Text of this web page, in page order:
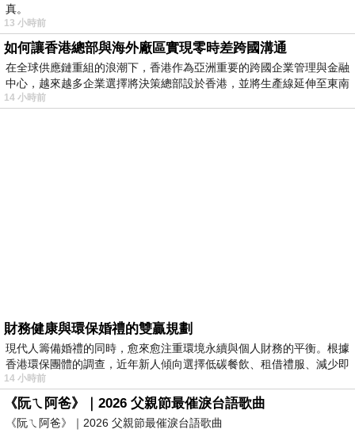
真。
13 小時前
如何讓香港總部與海外廠區實現零時差跨國溝通
在全球供應鏈重組的浪潮下，香港作為亞洲重要的跨國企業管理與金融
中心，越來越多企業選擇將決策總部設於香港，並將生產線延伸至東南
14 小時前
財務健康與環保婚禮的雙贏規劃
現代人籌備婚禮的同時，愈來愈注重環境永續與個人財務的平衡。根據
香港環保團體的調查，近年新人傾向選擇低碳餐飲、租借禮服、減少即
14 小時前
《阮ㄟ阿爸》｜2026 父親節最催淚台語歌曲
《阮ㄟ阿爸》｜2026 父親節最催淚台語歌曲